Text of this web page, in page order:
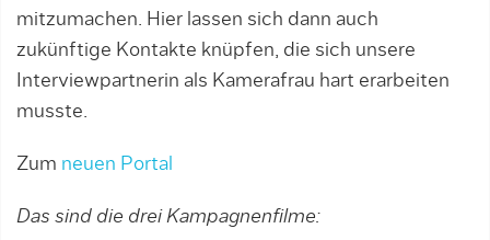
mitzumachen. Hier lassen sich dann auch
zukünftige Kontakte knüpfen, die sich unsere
Interviewpartnerin als Kamerafrau hart erarbeiten
musste.
Zum neuen Portal
Das sind die drei Kampagnenfilme: